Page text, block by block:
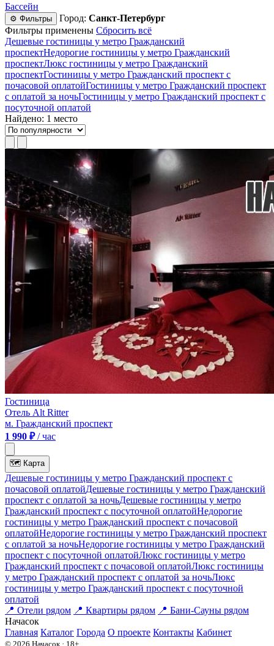
Бассейн
⚙ Фильтры Город: Санкт-Петербург
Фильтры применены Сбросить всё
Дешевые гостиницы у метро Гражданский
проспектНедорогие гостиницы у метро Гражданский
проспектЛюкс гостиницы у метро Гражданский
проспектГостиницы у метро Гражданский проспект c
почасовой оплатойГостиницы у метро Гражданский проспект
с оплатой за ночьГостиницы у метро Гражданский проспект c
посуточной оплатой
Найдено: 1 место
Гостиница
Отель Alt Ritter
м. Гражданский проспект
1 990 ₽/ час
🗺 Карта
Дешевые гостиницы у метро Гражданский проспект c
почасовой оплатойДешевые гостиницы у метро Гражданский
проспект с оплатой за ночьДешевые гостиницы у метро
Гражданский проспект c посуточной оплатойНедорогие
гостиницы у метро Гражданский проспект c почасовой
оплатойНедорогие гостиницы у метро Гражданский проспект
с оплатой за ночьНедорогие гостиницы у метро Гражданский
проспект c посуточной оплатойЛюкс гостиницы у метро
Гражданский проспект c почасовой оплатойЛюкс гостиницы
у метро Гражданский проспект с оплатой за ночьЛюкс
гостиницы у метро Гражданский проспект c посуточной
оплатой
📍 Отели рядом 📍 Квартиры рядом 📍 Бани-Сауны рядом
Начасок
Главная Каталог Города О проекте Контакты Кабинет
© 2026 Начасок · 18+